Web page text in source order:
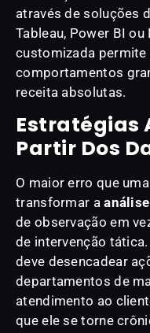
através de soluções
Tableau, Power BI
customizada
comportamentos
receita absolutas.
Estratégias
Partir Dos
O maior erro que
transformar a
de observação em
de intervenção
deve desencadear
departamentos de
atendimento ao
que ele se torne